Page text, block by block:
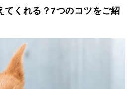
てくれる？7つのコツをご紹